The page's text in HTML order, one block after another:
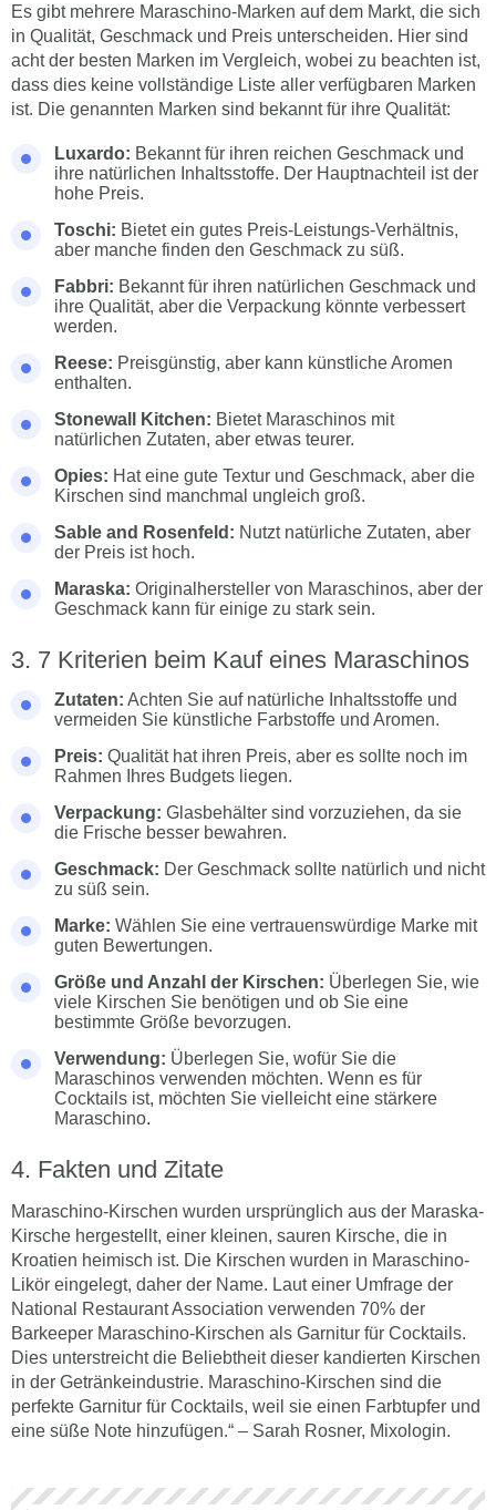
Es gibt mehrere Maraschino-Marken auf dem Markt, die sich
in Qualität, Geschmack und Preis unterscheiden. Hier sind
acht der besten Marken im Vergleich, wobei zu beachten ist,
dass dies keine vollständige Liste aller verfügbaren Marken
ist. Die genannten Marken sind bekannt für ihre Qualität:
Luxardo: Bekannt für ihren reichen Geschmack und
ihre natürlichen Inhaltsstoffe. Der Hauptnachteil ist der
hohe Preis.
Toschi: Bietet ein gutes Preis-Leistungs-Verhältnis,
aber manche finden den Geschmack zu süß.
Fabbri: Bekannt für ihren natürlichen Geschmack und
ihre Qualität, aber die Verpackung könnte verbessert
werden.
Reese: Preisgünstig, aber kann künstliche Aromen
enthalten.
Stonewall Kitchen: Bietet Maraschinos mit
natürlichen Zutaten, aber etwas teurer.
Opies: Hat eine gute Textur und Geschmack, aber die
Kirschen sind manchmal ungleich groß.
Sable and Rosenfeld: Nutzt natürliche Zutaten, aber
der Preis ist hoch.
Maraska: Originalhersteller von Maraschinos, aber der
Geschmack kann für einige zu stark sein.
7 Kriterien beim Kauf eines Maraschinos
Zutaten: Achten Sie auf natürliche Inhaltsstoffe und
vermeiden Sie künstliche Farbstoffe und Aromen.
Preis: Qualität hat ihren Preis, aber es sollte noch im
Rahmen Ihres Budgets liegen.
Verpackung: Glasbehälter sind vorzuziehen, da sie
die Frische besser bewahren.
Geschmack: Der Geschmack sollte natürlich und nicht
zu süß sein.
Marke: Wählen Sie eine vertrauenswürdige Marke mit
guten Bewertungen.
Größe und Anzahl der Kirschen: Überlegen Sie, wie
viele Kirschen Sie benötigen und ob Sie eine
bestimmte Größe bevorzugen.
Verwendung: Überlegen Sie, wofür Sie die
Maraschinos verwenden möchten. Wenn es für
Cocktails ist, möchten Sie vielleicht eine stärkere
Maraschino.
Fakten und Zitate
Maraschino-Kirschen wurden ursprünglich aus der Maraska-
Kirsche hergestellt, einer kleinen, sauren Kirsche, die in
Kroatien heimisch ist. Die Kirschen wurden in Maraschino-
Likör eingelegt, daher der Name. Laut einer Umfrage der
National Restaurant Association verwenden 70% der
Barkeeper Maraschino-Kirschen als Garnitur für Cocktails.
Dies unterstreicht die Beliebtheit dieser kandierten Kirschen
in der Getränkeindustrie. Maraschino-Kirschen sind die
perfekte Garnitur für Cocktails, weil sie einen Farbtupfer und
eine süße Note hinzufügen.“ – Sarah Rosner, Mixologin.